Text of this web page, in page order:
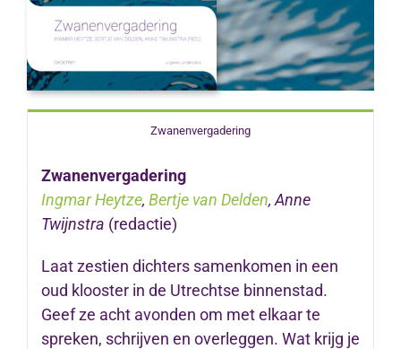
Zwanenvergadering
Zwanenvergadering
Ingmar Heytze, Bertje van Delden, Anne
Twijnstra (redactie)
Laat zestien dichters samenkomen in een
oud klooster in de Utrechtse binnenstad.
Geef ze acht avonden om met elkaar te
spreken, schrijven en overleggen. Wat krijg je